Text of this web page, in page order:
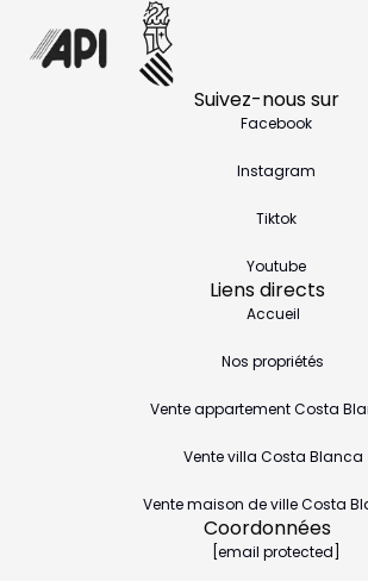
Suivez-nous sur
Facebook
Instagram
Tiktok
Youtube
Coordonnées
[email protected]
Liens directs
Accueil
Nos propriétés
Vente appartement Costa
Vente villa Costa Blanca
Vente maison de ville Costa